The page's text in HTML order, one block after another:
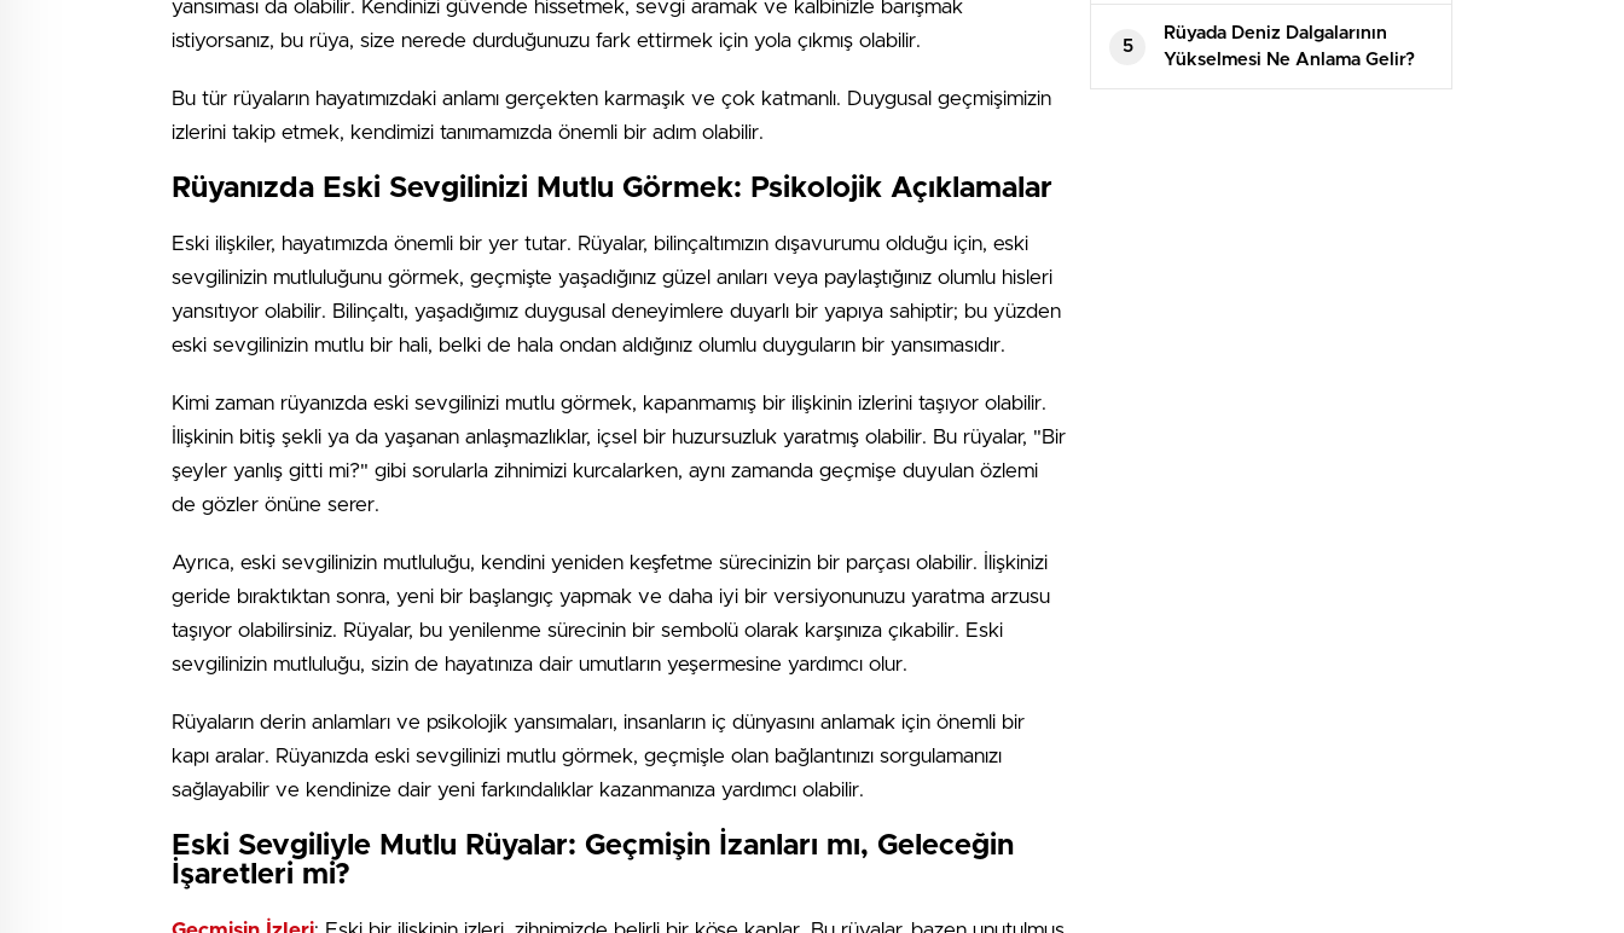
yansıması da olabilir. Kendinizi güvende hissetmek, sevgi aramak ve kalbinizle barışmak
istiyorsanız, bu rüya, size nerede durduğunuzu fark ettirmek için yola çıkmış olabilir.
Bu tür rüyaların hayatımızdaki anlamı gerçekten karmaşık ve çok katmanlı. Duygusal geçmişimizin
izlerini takip etmek, kendimizi tanımamızda önemli bir adım olabilir.
Rüyanızda Eski Sevgilinizi Mutlu Görmek: Psikolojik Açıklamalar
Eski ilişkiler, hayatımızda önemli bir yer tutar. Rüyalar, bilinçaltımızın dışavurumu olduğu için, eski
sevgilinizin mutluluğunu görmek, geçmişte yaşadığınız güzel anıları veya paylaştığınız olumlu hisleri
yansıtıyor olabilir. Bilinçaltı, yaşadığımız duygusal deneyimlere duyarlı bir yapıya sahiptir; bu yüzden
eski sevgilinizin mutlu bir hali, belki de hala ondan aldığınız olumlu duyguların bir yansımasıdır.
Kimi zaman rüyanızda eski sevgilinizi mutlu görmek, kapanmamış bir ilişkinin izlerini taşıyor olabilir.
İlişkinin bitiş şekli ya da yaşanan anlaşmazlıklar, içsel bir huzursuzluk yaratmış olabilir. Bu rüyalar, "Bir
şeyler yanlış gitti mi?" gibi sorularla zihnimizi kurcalarken, aynı zamanda geçmişe duyulan özlemi
de gözler önüne serer.
Ayrıca, eski sevgilinizin mutluluğu, kendini yeniden keşfetme sürecinizin bir parçası olabilir. İlişkinizi
geride bıraktıktan sonra, yeni bir başlangıç yapmak ve daha iyi bir versiyonunuzu yaratma arzusu
taşıyor olabilirsiniz. Rüyalar, bu yenilenme sürecinin bir sembolü olarak karşınıza çıkabilir. Eski
sevgilinizin mutluluğu, sizin de hayatınıza dair umutların yeşermesine yardımcı olur.
Rüyaların derin anlamları ve psikolojik yansımaları, insanların iç dünyasını anlamak için önemli bir
kapı aralar. Rüyanızda eski sevgilinizi mutlu görmek, geçmişle olan bağlantınızı sorgulamanızı
sağlayabilir ve kendinize dair yeni farkındalıklar kazanmanıza yardımcı olabilir.
Eski Sevgiliyle Mutlu Rüyalar: Geçmişin İzanları mı, Geleceğin
İşaretleri mi?
5
Rüyada Deniz Dalgalarının
Yükselmesi Ne Anlama Gelir?